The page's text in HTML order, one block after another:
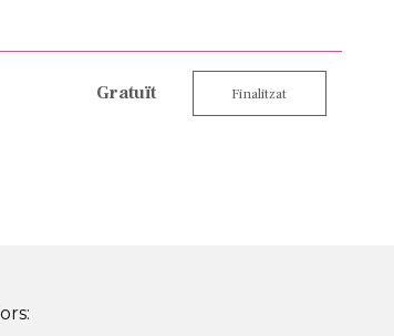
Gratuït Finalitzat